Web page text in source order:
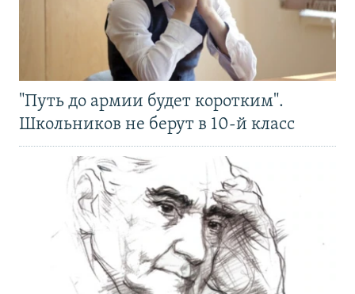
"Путь до армии будет коротким".
Школьников не берут в 10-й класс